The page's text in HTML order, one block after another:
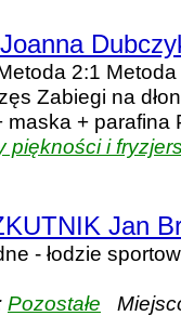
2:1
Zabiegi na
+ parafina
piękności i
Jan
- łodzie
Pozostałe